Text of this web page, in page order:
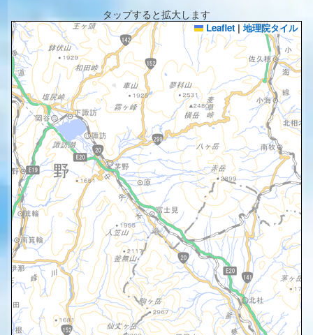
タップすると拡大します
Leaflet | 地理院タイル